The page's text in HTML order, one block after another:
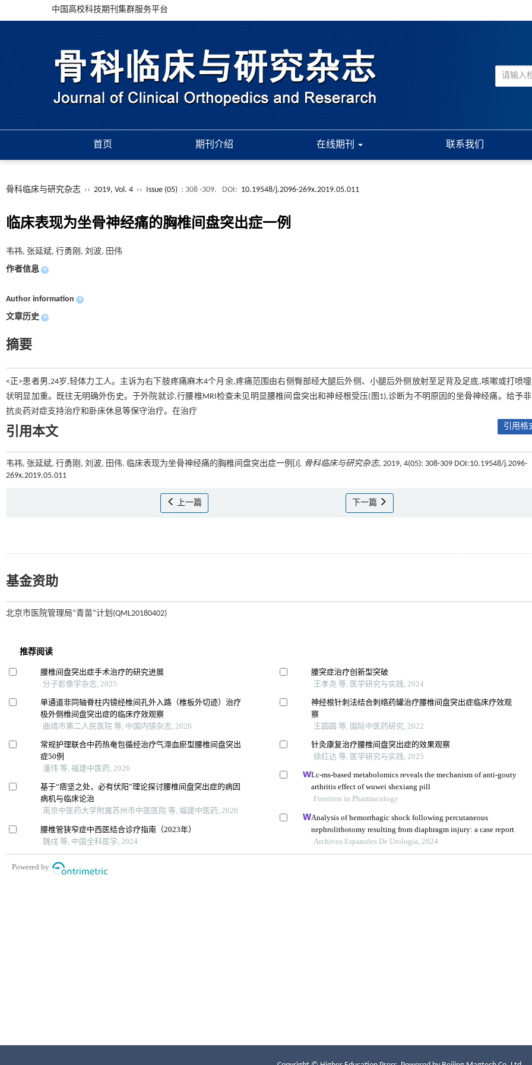
中国高校科技期刊集群服务平台
首页 期刊介绍 在线期刊 联系我们
骨科临床与研究杂志 ›› 2019, Vol. 4 ›› Issue (05) : 308 -309. DOI: 10.19548/j.2096-269x.2019.05.011
临床表现为坐骨神经痛的胸椎间盘突出症一例
韦祎, 张延斌, 行勇刚, 刘波, 田伟
作者信息 +
Author information +
文章历史 +
摘要
<正>患者男,24岁,轻体力工人。主诉为右下肢疼痛麻木4个月余,疼痛范围由右侧臀部经大腿后外侧、小腿后外侧放射至足背及足底,咳嗽或打喷
状明显加重。既往无明确外伤史。于外院就诊,行腰椎MRI检查未见明显腰椎间盘突出和神经根受压(图1),诊断为不明原因的坐骨神经痛。给予
抗炎药对症支持治疗和卧床休息等保守治疗。在治疗
引用本文 引用格
韦祎, 张延斌, 行勇刚, 刘波, 田伟. 临床表现为坐骨神经痛的胸椎间盘突出症一例[J]. 骨科临床与研究杂志, 2019, 4(05): 308-309 DOI:10.19548/j.2096-
269x.2019.05.011
上一篇 下一篇
基金资助
北京市医院管理局“青苗”计划(QML20180402)